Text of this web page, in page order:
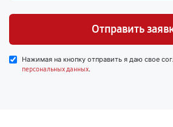
Отправить
Нажимая на кнопку отправить я даю свое
персональных данных.